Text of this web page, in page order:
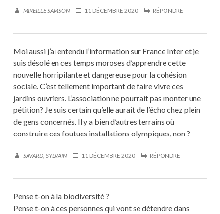
MIREILLE SAMSON 11 DÉCEMBRE 2020 RÉPONDRE
Moi aussi j’ai entendu l’information sur France Inter et je
suis désolé en ces temps moroses d’apprendre cette
nouvelle horripilante et dangereuse pour la cohésion
sociale. C’est tellement important de faire vivre ces
jardins ouvriers. L’association ne pourrait pas monter une
pétition? Je suis certain qu’elle aurait de l’écho chez plein
de gens concernés. Il y a bien d’autres terrains où
construire ces foutues installations olympiques, non ?
SAVARD, SYLVAIN 11 DÉCEMBRE 2020 RÉPONDRE
Pense t-on à la biodiversité ?
Pense t-on à ces personnes qui vont se détendre dans